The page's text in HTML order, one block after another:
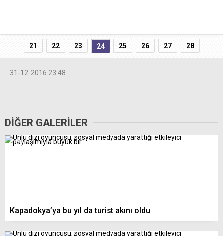
21 22 23 24 25 26 27 28
31-12-2016 23:48
DİĞER GALERİLER
Kapadokya’ya bu yıl da turist akını oldu